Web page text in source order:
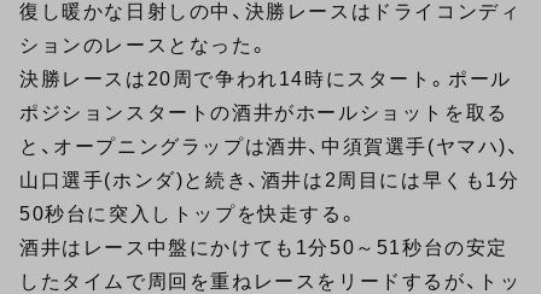
復し暖かな日射しの中、決勝レースはドライコンディ
ションのレースとなった。
決勝レースは20周で争われ14時にスタート。ポール
ポジションスタートの酒井がホールショットを取る
と、オープニングラップは酒井、中須賀選手(ヤマハ)、
山口選手(ホンダ)と続き、酒井は2周目には早くも1分
50秒台に突入しトップを快走する。
酒井はレース中盤にかけても1分50～51秒台の安定
したタイムで周回を重ねレースをリードするが、トッ